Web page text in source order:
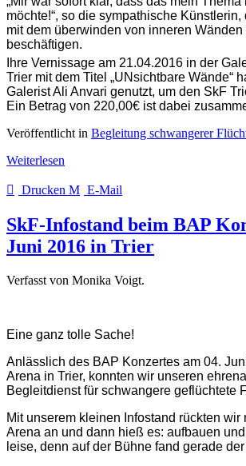
möchte!“, so die sympathische
mit dem überwinden von inneren
beschäftigen.
Ihre Vernissage am 21.04.2016 in der
Trier mit dem Titel „UNsichtbare Wände“
Galerist Ali Anvari genutzt, um den SkF
Ein Betrag von 220,00€ ist dabei
Veröffentlicht in Begleitung schwangerer
Weiterlesen
Drucken E-Mail
SkF-Infostand beim BAP
Juni 2016 in Trier
Verfasst von Monika Voigt.
Eine ganz tolle Sache!
Anlässlich des BAP Konzertes am 04.
Arena in Trier, konnten wir unseren
Begleitdienst für schwangere geflüchtete
Mit unserem kleinen Infostand rückten wir
Arena an und dann hieß es: aufbauen
leise, denn auf der Bühne fand gerade